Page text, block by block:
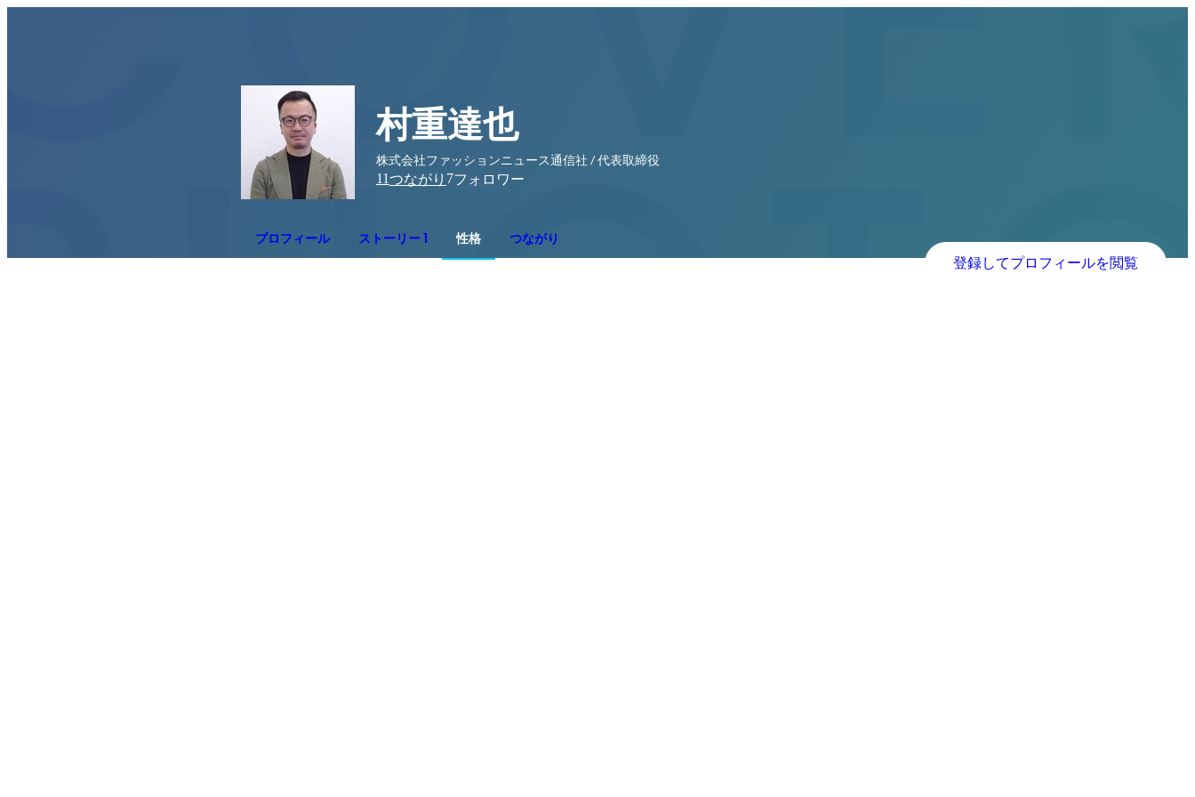
村重達也
株式会社ファッションニュース通信社 / 代表取締役
11つながり 7フォロワー
プロフィール ストーリー 1 性格 つながり
登録してプロフィールを閲覧